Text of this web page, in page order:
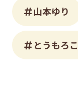
山本ゆり
とうもろ